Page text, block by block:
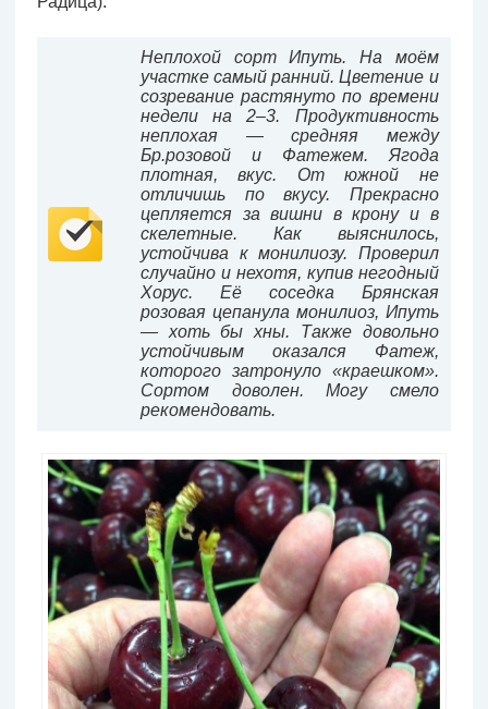
Неплохой сорт Ипуть. На моём
участке самый ранний. Цветение и
созревание растянуто по времени
недели на 2–3. Продуктивность
неплохая — средняя между
Бр.розовой и Фатежем. Ягода
плотная, вкус. От южной не
отличишь по вкусу. Прекрасно
цепляется за вишни в крону и в
скелетные. Как выяснилось,
устойчива к монилиозу. Проверил
случайно и нехотя, купив негодный
Хорус. Её соседка Брянская
розовая цепанула монилиоз, Ипуть
— хоть бы хны. Также довольно
устойчивым оказался Фатеж,
которого затронуло «краешком».
Сортом доволен. Могу смело
рекомендовать.